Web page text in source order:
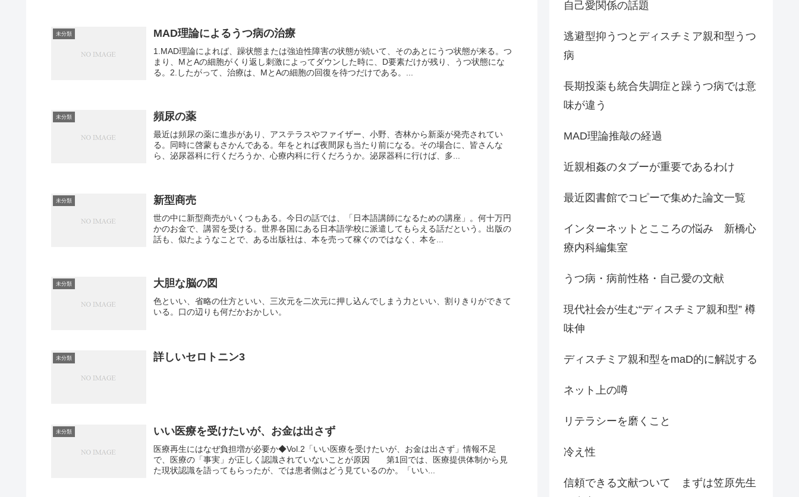
未分類 MAD理論によるうつ病の治療
1.MAD理論によれば、躁状態または強迫性障害の状態が続いて、そのあとにうつ状態が来る。つ
まり、MとAの細胞がくり返し刺激によってダウンした時に、D要素だけが残り、うつ状態にな
る。2.したがって、治療は、MとAの細胞の回復を待つだけである。...
未分類 頻尿の薬
最近は頻尿の薬に進歩があり、アステラスやファイザー、小野、杏林から新薬が発売されてい
る。同時に啓蒙もさかんである。年をとれば夜間尿も当たり前になる。その場合に、皆さんな
ら、泌尿器科に行くだろうか、心療内科に行くだろうか。泌尿器科に行けば、多...
未分類 新型商売
世の中に新型商売がいくつもある。今日の話では、「日本語講師になるための講座」。何十万円
かのお金で、講習を受ける。世界各国にある日本語学校に派遣してもらえる話だという。出版の
話も、似たようなことで、ある出版社は、本を売って稼ぐのではなく、本を...
未分類 大胆な脳の図
色といい、省略の仕方といい、三次元を二次元に押し込んでしまう力といい、割りきりができて
いる。口の辺りも何だかおかしい。
未分類 詳しいセロトニン3
未分類 いい医療を受けたいが、お金は出さず
医療再生にはなぜ負担増が必要か◆Vol.2「いい医療を受けたいが、お金は出さず」情報不足
で、医療の「事実」が正しく認識されていないことが原因 第1回では、医療提供体制から見
た現状認識を語ってもらったが、では患者側はどう見ているのか。「いい...
自己愛関係の話題
逃避型抑うつとディスチミア親和型うつ
病
長期投薬も統合失調症と躁うつ病では意
味が違う
MAD理論推敲の経過
近親相姦のタブーが重要であるわけ
最近図書館でコピーで集めた論文一覧
インターネットとこころの悩み 新橋心
療内科編集室
うつ病・病前性格・自己愛の文献
現代社会が生む“ディスチミア親和型” 樽
味伸
ディスチミア親和型をmaD的に解説する
ネット上の噂
リテラシーを磨くこと
冷え性
信頼できる文献ついて まずは笠原先生